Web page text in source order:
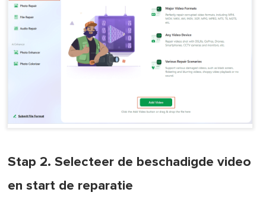
Stap 2. Selecteer de beschadigde video
en start de reparatie